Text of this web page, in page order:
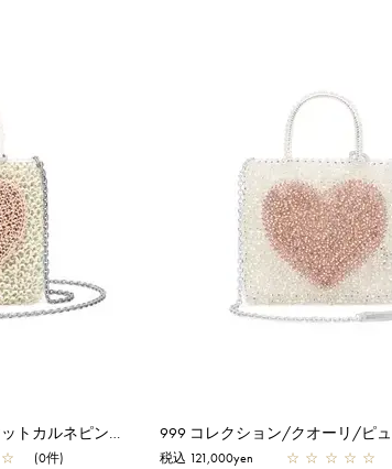
クオーリ/マットホワイト×マットカルネピンク【オンラインストア先行販売カラー】
☆ (0件) 税込 121,000yen ☆ ☆ ☆ ☆ ☆